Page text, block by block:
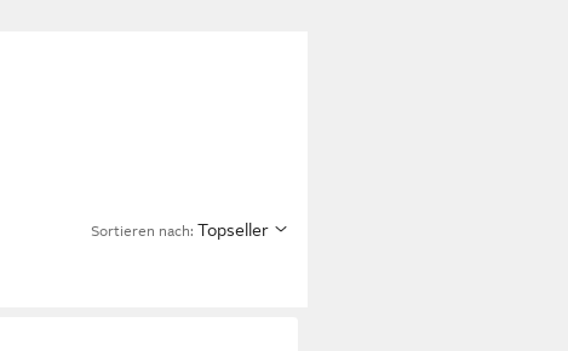
Sortieren nach: Topseller